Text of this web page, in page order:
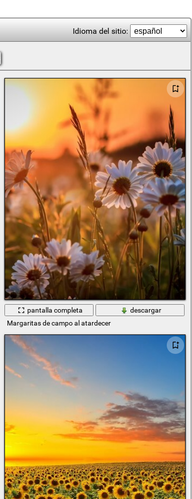
Idioma del sitio:
pantalla completa
descargar
Margaritas de campo al atardecer